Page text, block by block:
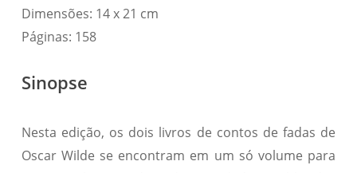
Dimensões: 14 x 21 cm
Páginas: 158
Sinopse
Nesta edição, os dois livros de contos de fadas de
Oscar Wilde se encontram em um só volume para